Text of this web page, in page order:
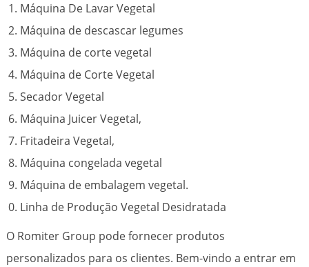
Máquina De Lavar Vegetal
Máquina de descascar legumes
Máquina de corte vegetal
Máquina de Corte Vegetal
Secador Vegetal
Máquina Juicer Vegetal,
Fritadeira Vegetal,
Máquina congelada vegetal
Máquina de embalagem vegetal.
Linha de Produção Vegetal Desidratada
O Romiter Group pode fornecer produtos
personalizados para os clientes. Bem-vindo a entrar em